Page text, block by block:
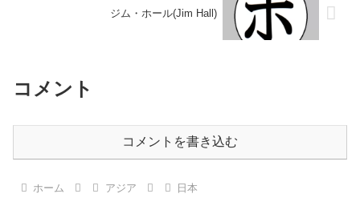
ジム・ホール(Jim Hall)
コメント
コメントを書き込む
ホーム アジア 日本